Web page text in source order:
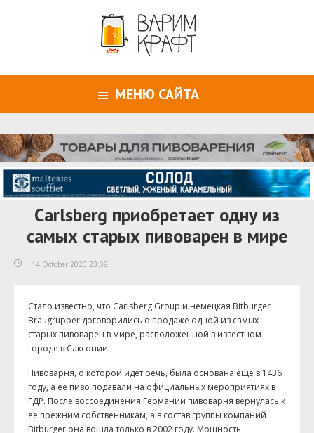
МЕНЮ САЙТА
Carlsberg приобретает одну из
самых старых пивоварен в мире
14 October 2020 23:08
Стало известно, что Carlsberg Group и немецкая Bitburger
Braugrupper договорились о продаже одной из самых
старых пивоварен в мире, расположенной в известном
городе в Саксонии.
Пивоварня, о которой идет речь, была основана еще в 1436
году, а ее пиво подавали на официальных мероприятиях в
ГДР. После воссоединения Германии пивоварня вернулась к
ее прежним собственникам, а в состав группы компаний
Bitburger она вошла только в 2002 году. Мощность